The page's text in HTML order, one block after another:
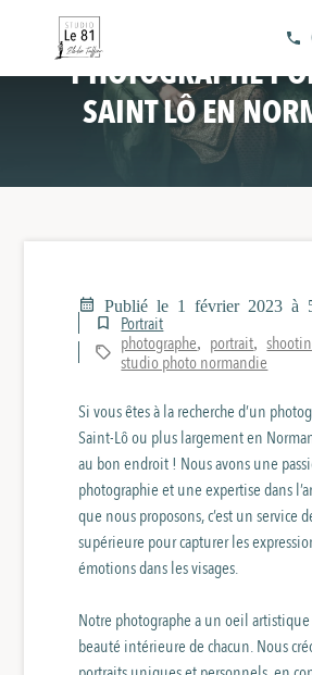
PHOTOGRAPHE
SAINT LÔ EN
Publié le 1 février 2023 à
Portrait
photographe
portrait ,
studio photo normandie
Si vous êtes à la recherche d’un
Saint-Lô ou plus largement en
au bon endroit ! Nous avons une
photographie et une expertise dans
que nous proposons, c’est un service
supérieure pour capturer les
émotions dans les visages.
Notre photographe a un oeil
beauté intérieure de chacun. Nous